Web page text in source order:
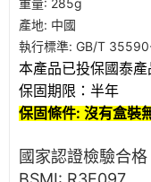
產地: 中國
執行標準: GB/T
本產品已投保國泰
保固期限：半年
保固條件: 沒有盒裝
國家認證檢驗合格